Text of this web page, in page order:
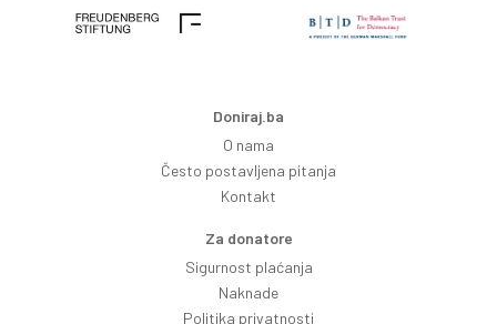
Doniraj.ba
O nama
Često postavljena pitanja
Kontakt
Za donatore
Sigurnost plaćanja
Naknade
Politika privatnosti